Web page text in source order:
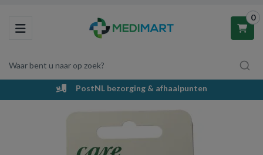
Toggle navigation
Waar bent u naar op zoek?
0
Winkelwagen
Uw winkelwagen is leeg.
PostNL bezorging & afhaalpunten